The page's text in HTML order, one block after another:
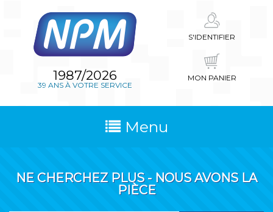
1987/2026
39 ANS À VOTRE SERVICE
S'IDENTIFIER
MON PANIER
Menu
NE CHERCHEZ PLUS - NOUS AVONS LA
PIÈCE